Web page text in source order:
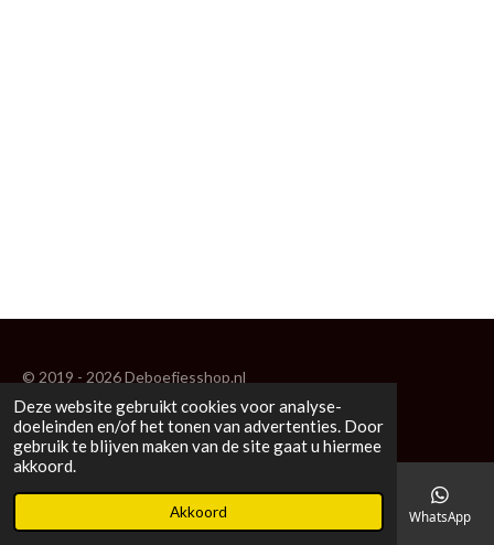
Deze website gebruikt cookies voor analyse-
doeleinden en/of het tonen van advertenties. Door
gebruik te blijven maken van de site gaat u hiermee
akkoord.
Akkoord
© 2019 - 2026 Deboefjesshop.nl
Powered byJouwWeb
Telefoonnummer WhatsApp